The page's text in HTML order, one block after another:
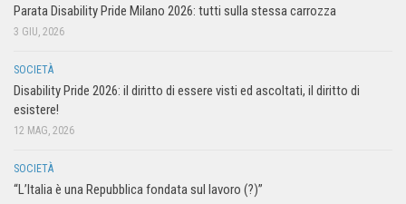
Parata Disability Pride Milano 2026: tutti sulla stessa carrozza
3 GIU, 2026
SOCIETÀ
Disability Pride 2026: il diritto di essere visti ed ascoltati, il diritto di
esistere!
12 MAG, 2026
SOCIETÀ
“L’Italia è una Repubblica fondata sul lavoro (?)”